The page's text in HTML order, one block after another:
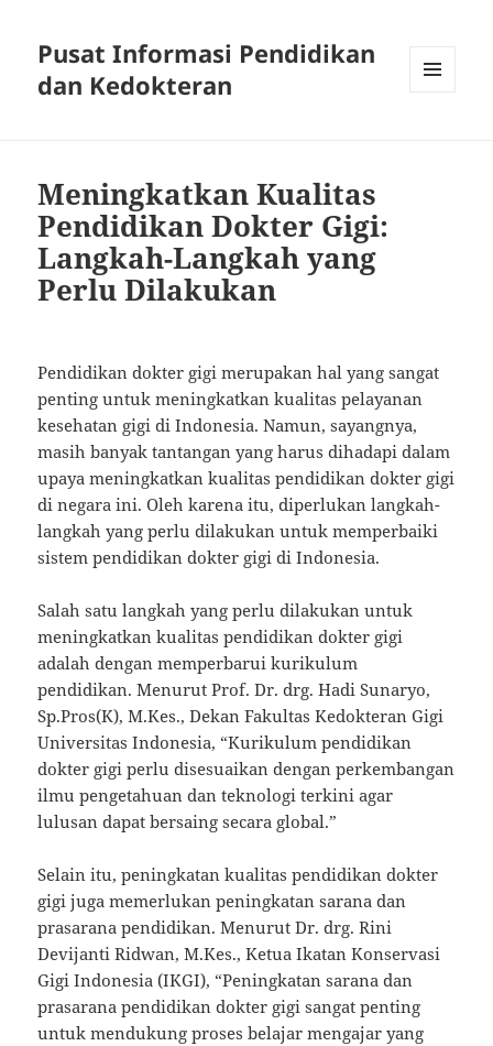
Pusat Informasi Pendidikan
dan Kedokteran
Meningkatkan Kualitas
Pendidikan Dokter Gigi:
Langkah-Langkah yang
Perlu Dilakukan
Pendidikan dokter gigi merupakan hal yang sangat
penting untuk meningkatkan kualitas pelayanan
kesehatan gigi di Indonesia. Namun, sayangnya,
masih banyak tantangan yang harus dihadapi dalam
upaya meningkatkan kualitas pendidikan dokter gigi
di negara ini. Oleh karena itu, diperlukan langkah-
langkah yang perlu dilakukan untuk memperbaiki
sistem pendidikan dokter gigi di Indonesia.
Salah satu langkah yang perlu dilakukan untuk
meningkatkan kualitas pendidikan dokter gigi
adalah dengan memperbarui kurikulum
pendidikan. Menurut Prof. Dr. drg. Hadi Sunaryo,
Sp.Pros(K), M.Kes., Dekan Fakultas Kedokteran Gigi
Universitas Indonesia, “Kurikulum pendidikan
dokter gigi perlu disesuaikan dengan perkembangan
ilmu pengetahuan dan teknologi terkini agar
lulusan dapat bersaing secara global.”
Selain itu, peningkatan kualitas pendidikan dokter
gigi juga memerlukan peningkatan sarana dan
prasarana pendidikan. Menurut Dr. drg. Rini
Devijanti Ridwan, M.Kes., Ketua Ikatan Konservasi
Gigi Indonesia (IKGI), “Peningkatan sarana dan
prasarana pendidikan dokter gigi sangat penting
untuk mendukung proses belajar mengajar yang